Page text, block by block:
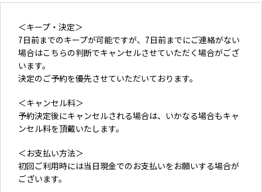
＜キープ・決定＞
7日前までのキープが可能ですが、7日前までにご連絡がない
場合はこちらの判断でキャンセルさせていただく場合がござ
います。
決定のご予約を優先させていただいております。
＜キャンセル料＞
予約決定後にキャンセルされる場合は、いかなる場合もキャ
ンセル料を頂戴いたします。
＜お支払い方法＞
初回ご利用時には当日現金でのお支払いをお願いする場合が
ございます。